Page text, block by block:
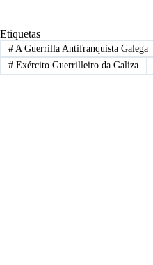
Etiquetas
#A Guerrilla Antifranquista Galega
#Exército Guerrilleiro da Galiza